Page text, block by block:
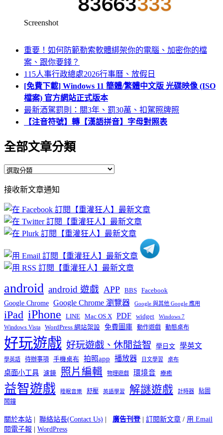
Screenshot
重要！如何防範勒索軟體綁架你的電腦、加密你的檔
案、跟你要錢？
115人事行政總處2026行事曆、放假日
[免費下載] Windows 11 簡體/繁體中文版 光碟映像 (ISO
檔案) 官方網站正式版本
最新酒駕罰則：關3年、罰30萬、扣駕照牌照
【注音符號】轉【漢語拼音】字母對照表
全部文章分類
全
文
章
分
類
接收新文章通知
android android 遊戲 APP BBS Facebook
Google Chrome Google Chrome 瀏覽器 Google 與其他 Google 應用
iPad iPhone LINE Mac OS X PDF widget Windows 7
Windows Vista WordPress 網站架設 免費圖庫 動作遊戲 動態桌布
好玩遊戲 好玩遊戲、休閒益智 學日文 學英文
學英語 待辦事項 手機桌布 拍照app 播放器 日文學習 桌布
桌面小工具 濾鏡 照片編輯 物理遊戲 環境音 療癒
益智遊戲 睡眠音樂 舒壓 英語學習 解謎遊戲 計時器
貼圖
鬧鐘
關於本站 | 聯絡站長(Contact Us) | 廣告刊登| 訂閱新文章 / 用 Email
閱電子報 | WordPress